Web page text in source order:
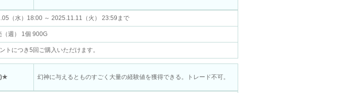
（水）18:00 ～ 2025.11.11（火） 23:59まで
（週） 1個 900G
トにつき5回ご購入いただけます。
)★ 幻神に与えるとものすごく大量の経験値を獲得できる。トレード不可。